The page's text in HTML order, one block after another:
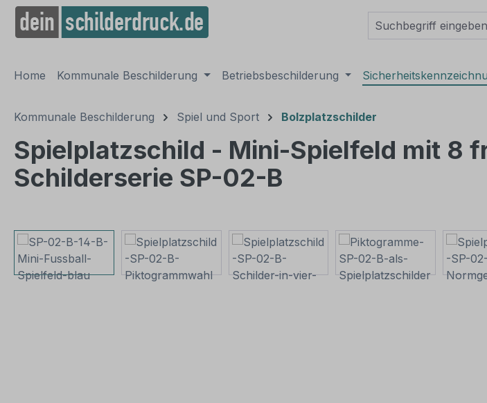
Zur Hauptnavigation springen
Home Kommunale Beschilderung Betriebsbeschilderung
Kommunale Beschilderung Spiel und Sport Bolzplatzschilder
Spielplatzschild - Mini-Spielfeld mit 8
Schilderserie SP-02-B
Bildergalerie überspringen